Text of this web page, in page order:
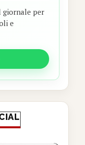
giornale per
e